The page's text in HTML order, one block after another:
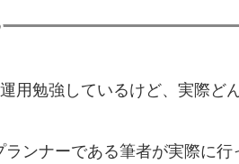
用勉強しているけど、実際ど
ランナーである筆者が実際に